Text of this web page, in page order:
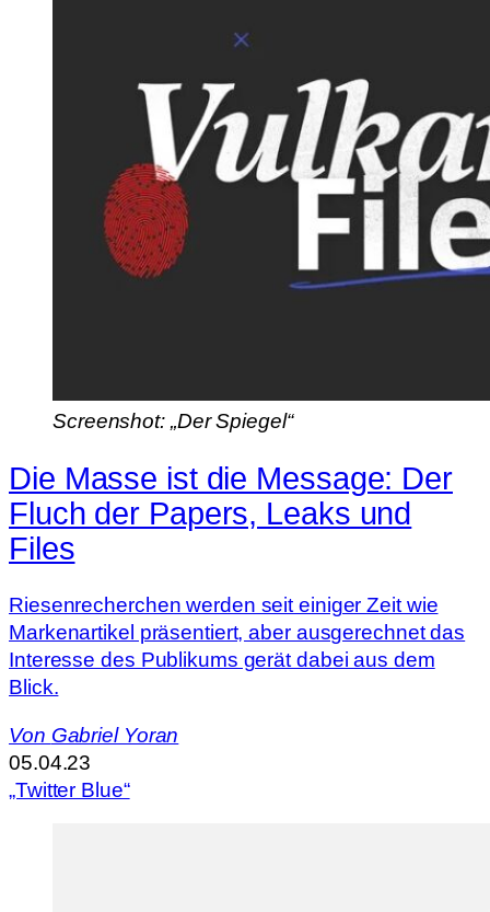
Screenshot: „Der Spiegel“
Die Masse ist die Message: Der
Fluch der Papers, Leaks und
Files
Riesenrecherchen werden seit einiger Zeit wie
Markenartikel präsentiert, aber ausgerechnet das
Interesse des Publikums gerät dabei aus dem
Blick.
Von Gabriel Yoran
05.04.23
„Twitter Blue“